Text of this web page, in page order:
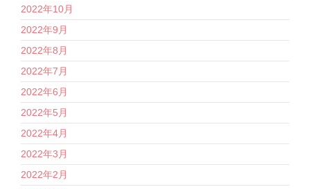
2022年10月
2022年9月
2022年8月
2022年7月
2022年6月
2022年5月
2022年4月
2022年3月
2022年2月